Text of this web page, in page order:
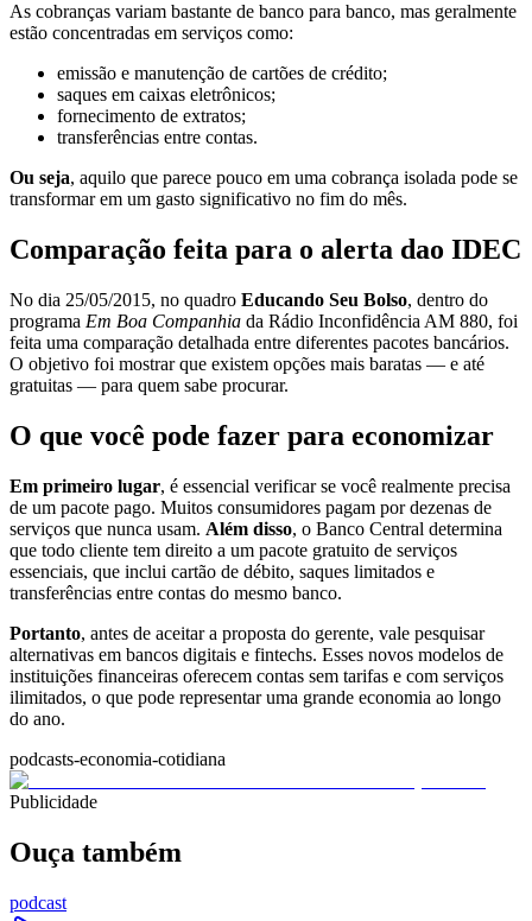
As cobranças variam bastante de banco para banco, mas geralmente
estão concentradas em serviços como:
emissão e manutenção de cartões de crédito;
saques em caixas eletrônicos;
fornecimento de extratos;
transferências entre contas.
Ou seja, aquilo que parece pouco em uma cobrança isolada pode se
transformar em um gasto significativo no fim do mês.
Comparação feita para o alerta dao IDEC
No dia 25/05/2015, no quadro Educando Seu Bolso, dentro do
programa Em Boa Companhia da Rádio Inconfidência AM 880, foi
feita uma comparação detalhada entre diferentes pacotes bancários.
O objetivo foi mostrar que existem opções mais baratas — e até
gratuitas — para quem sabe procurar.
O que você pode fazer para economizar
Em primeiro lugar, é essencial verificar se você realmente precisa
de um pacote pago. Muitos consumidores pagam por dezenas de
serviços que nunca usam. Além disso, o Banco Central determina
que todo cliente tem direito a um pacote gratuito de serviços
essenciais, que inclui cartão de débito, saques limitados e
transferências entre contas do mesmo banco.
Portanto, antes de aceitar a proposta do gerente, vale pesquisar
alternativas em bancos digitais e fintechs. Esses novos modelos de
instituições financeiras oferecem contas sem tarifas e com serviços
ilimitados, o que pode representar uma grande economia ao longo
do ano.
podcasts-economia-cotidiana
Publicidade
Ouça também
podcast